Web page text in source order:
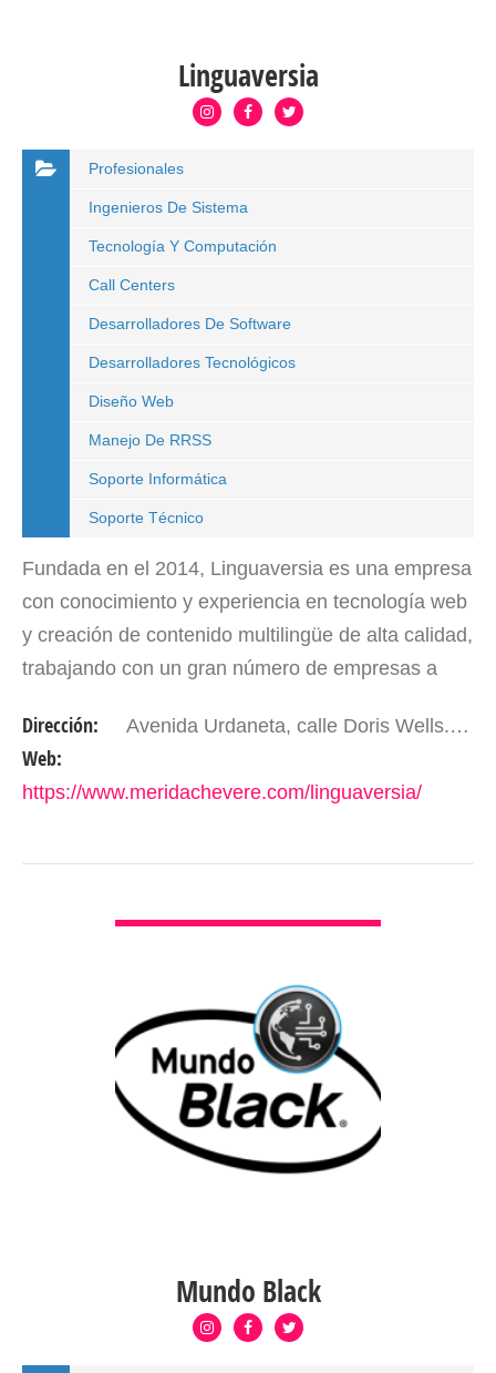
Linguaversia
Profesionales
Ingenieros De Sistema
Tecnología Y Computación
Call Centers
Desarrolladores De Software
Desarrolladores Tecnológicos
Diseño Web
Manejo De RRSS
Soporte Informática
Soporte Técnico
Fundada en el 2014, Linguaversia es una empresa
con conocimiento y experiencia en tecnología web
y creación de contenido multilingüe de alta calidad,
trabajando con un gran número de empresas a
plenamente…
Dirección: Avenida Urdaneta, calle Doris Wells. Mérida - Edo. Mérida. Venezuela
Web:
https://www.meridachevere.com/linguaversia/
Mundo Black